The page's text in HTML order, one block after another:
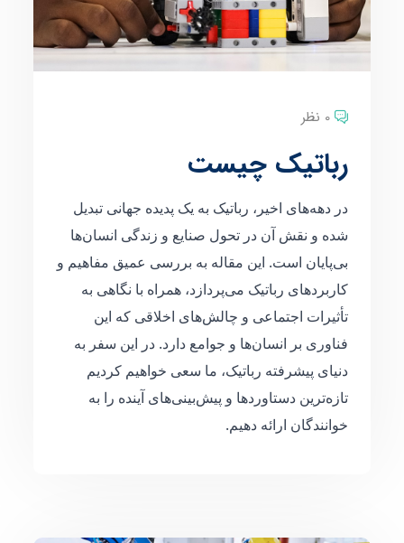
0 نظر
رباتیک چیست
در دهه‌های اخیر، رباتیک به یک پدیده جهانی تبدیل
شده و نقش آن در تحول صنایع و زندگی انسان‌ها
بی‌پایان است. این مقاله به بررسی عمیق مفاهیم و
کاربردهای رباتیک می‌پردازد، همراه با نگاهی به
تأثیرات اجتماعی و چالش‌های اخلاقی که این
فناوری بر انسان‌ها و جوامع دارد. در این سفر به
دنیای پیشرفته رباتیک، ما سعی خواهیم کردیم
تازه‌ترین دستاوردها و پیش‌بینی‌های آینده را به
خوانندگان ارائه دهیم.